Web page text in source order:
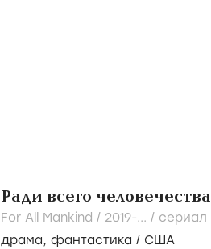
Ради всего человечества
For All Mankind / 2019-... / сериал
драма, фантастика / США